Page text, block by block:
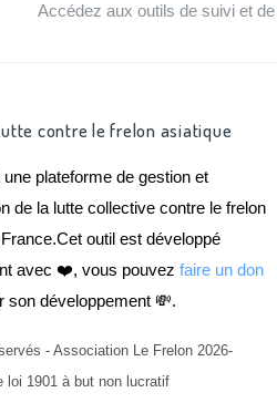
Accédez aux outils de suivi et
contre le frelon asiatique
plateforme de gestion et
de la lutte collective contre le frelon
outil est développé
avec ❤️, vous pouvez faire un don
son développement 💸.
- Association Le Frelon 2026-
loi 1901 à but non lucratif